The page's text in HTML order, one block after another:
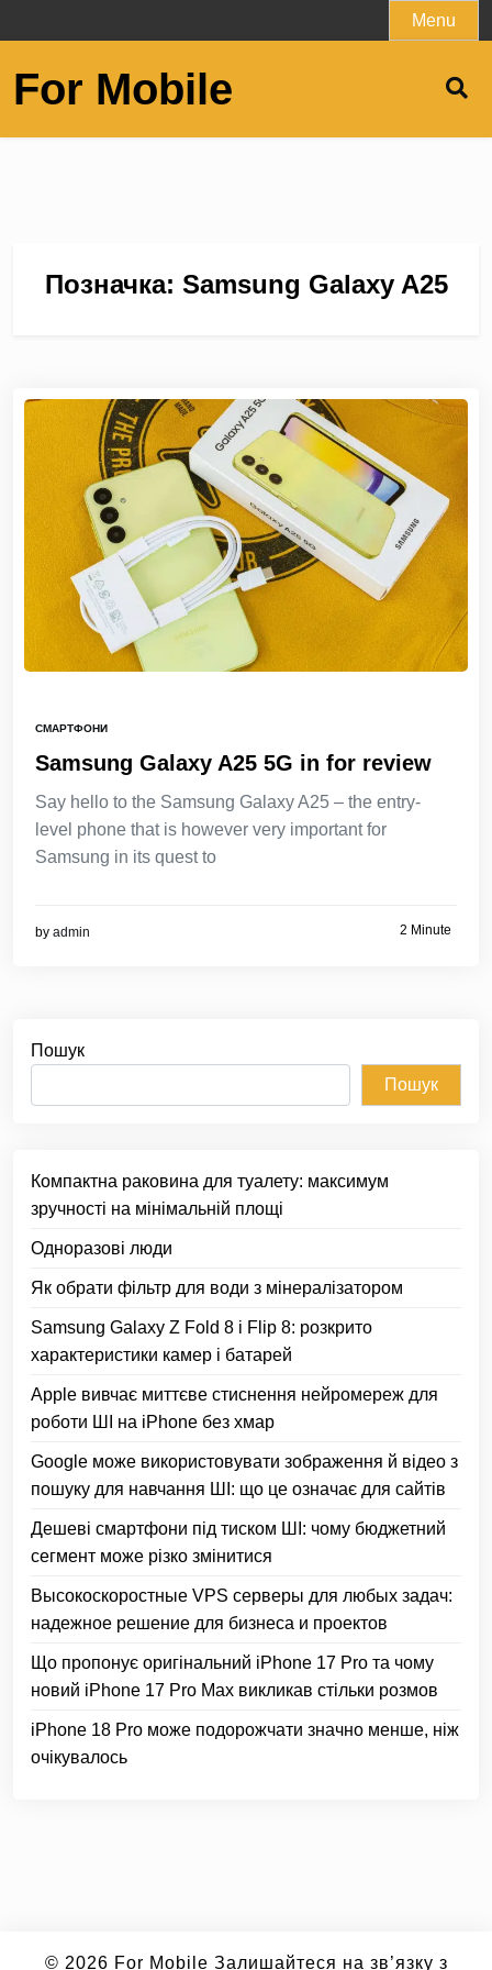
to
Menu
For Mobile
Позначка: Samsung Galaxy A25
СМАРТФОНИ
Samsung Galaxy A25 5G in for review
Say hello to the Samsung Galaxy A25 – the entry-
level phone that is however very important for
Samsung in its quest to
by admin 2 Minute
Пошук
Пошук
Компактна раковина для туалету: максимум
зручності на мінімальній площі
Одноразові люди
Як обрати фільтр для води з мінералізатором
Samsung Galaxy Z Fold 8 і Flip 8: розкрито
характеристики камер і батарей
Apple вивчає миттєве стиснення нейромереж для
роботи ШІ на iPhone без хмар
Google може використовувати зображення й відео з
пошуку для навчання ШІ: що це означає для сайтів
Дешеві смартфони під тиском ШІ: чому бюджетний
сегмент може різко змінитися
Высокоскоростные VPS серверы для любых задач:
надежное решение для бизнеса и проектов
Що пропонує оригінальний iPhone 17 Pro та чому
новий iPhone 17 Pro Max викликав стільки розмов
iPhone 18 Pro може подорожчати значно менше, ніж
очікувалось
© 2026 For Mobile Залишайтеся на зв’язку з